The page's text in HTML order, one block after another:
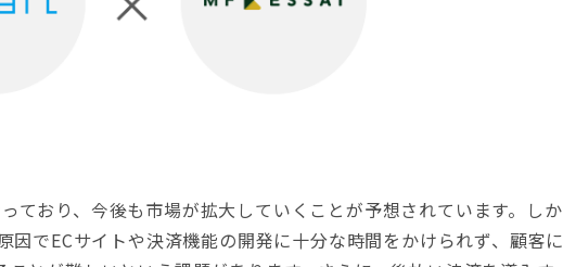
ており、今後も市場が拡大していくことが予想されています。しか
因でECサイトや決済機能の開発に十分な時間をかけられず、顧客に